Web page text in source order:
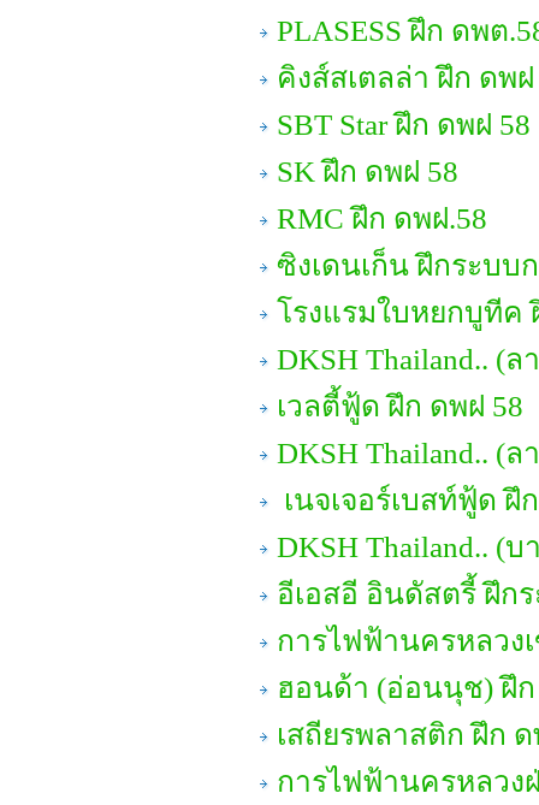
PLASESS ฝึก ดพต
คิงส์สเตลล่า ฝึก ดพฝ
SBT Star ฝึก ดพฝ 58
SK ฝึก ดพฝ 58
RMC ฝึก ดพฝ.58
ซิงเดนเก็น ฝึกระบ
โรงแรมใบหยกบูทีค
DKSH Thailand.. (
เวลตี้ฟู้ด ฝึก ดพฝ 58
DKSH Thailand.. (ล
เนจเจอร์เบสท์ฟู้ด ฝึ
DKSH Thailand.. (บ
อีเอสอี อินดัสตรี้ ฝึก
การไฟฟ้านครหลวง
ฮอนด้า (อ่อนนุช) ฝึก
เสถียรพลาสติก ฝึก ด
การไฟฟ้านครหลวง